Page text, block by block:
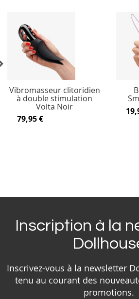
Vibromasseur clitoridien
à double stimulation
Volta Noir
79,95 €
Inscription à la
Inscrivez-vous à la newsletter
tenu au courant des
promotions.